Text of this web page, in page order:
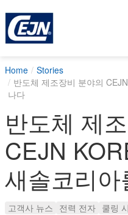
Home
Stories
반도체 제조장비 분야의
나다
반도체 제
CEJN
새솔코리
고객사 뉴스 전력 전자 쿨링